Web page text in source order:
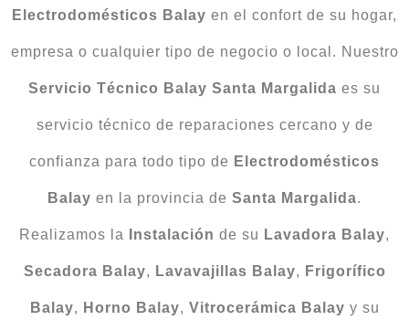
Electrodomésticos Balay en el confort de su hogar,
empresa o cualquier tipo de negocio o local. Nuestro
Servicio Técnico Balay Santa Margalida es su
servicio técnico de reparaciones cercano y de
confianza para todo tipo de Electrodomésticos
Balay en la provincia de Santa Margalida.
Realizamos la Instalación de su Lavadora Balay,
Secadora Balay, Lavavajillas Balay, Frigorífico
Balay, Horno Balay, Vitrocerámica Balay y su